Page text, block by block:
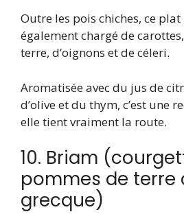
Outre les pois chiches, ce
également chargé de
terre, d’oignons et de céleri.
Aromatisée avec du jus de
d’olive et du thym, c’est une
elle tient vraiment la route.
10. Briam
pommes de terre
grecque)